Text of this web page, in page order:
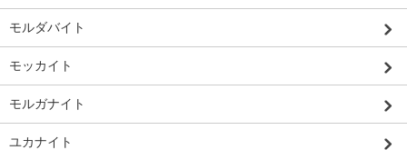
モルダバイト
モッカイト
モルガナイト
ユカナイト